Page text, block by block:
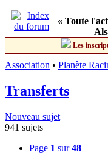
« Toute
Les
Association • Planète
Transferts
Nouveau sujet
941 sujets
Page 1 sur48